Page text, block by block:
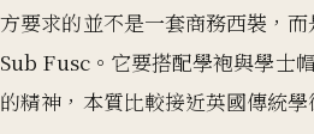
要求的並不是一套商務西裝，
Fusc。它要搭配學袍與學士
精神，本質比較接近英國傳統